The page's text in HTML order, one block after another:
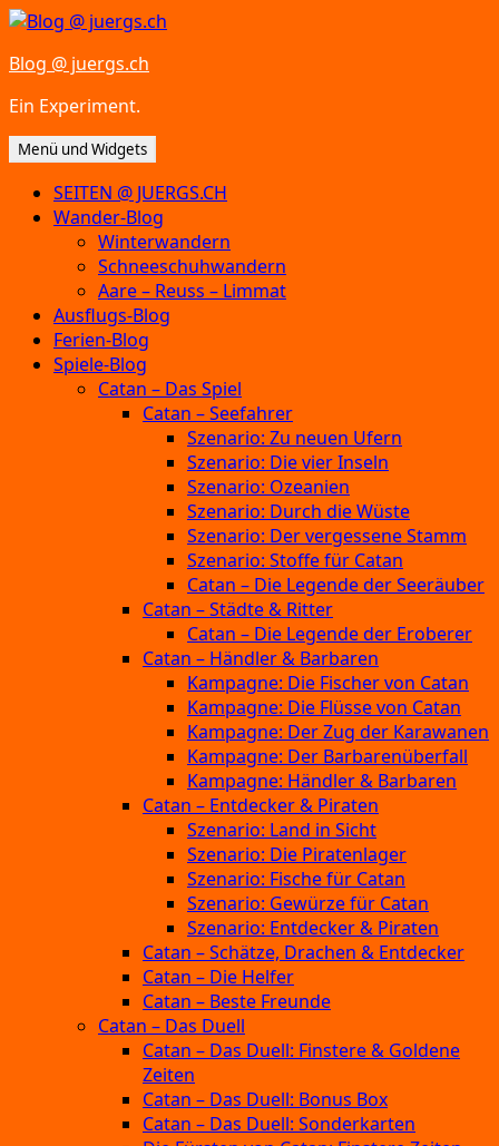
Zum
springen
Blog @ juergs.ch
Ein Experiment.
Menü und Widgets
SEITEN @ JUERGS.CH
Wander-Blog
Winterwandern
Schneeschuhwandern
Aare – Reuss – Limmat
Ausflugs-Blog
Ferien-Blog
Spiele-Blog
Catan – Das Spiel
Catan – Seefahrer
Szenario: Zu neuen Ufern
Szenario: Die vier Inseln
Szenario: Ozeanien
Szenario: Durch die Wüste
Szenario: Der vergessene Stamm
Szenario: Stoffe für Catan
Catan – Die Legende der Seeräuber
Catan – Städte & Ritter
Catan – Die Legende der Eroberer
Catan – Händler & Barbaren
Kampagne: Die Fischer von Catan
Kampagne: Die Flüsse von Catan
Kampagne: Der Zug der Karawanen
Kampagne: Der Barbarenüberfall
Kampagne: Händler & Barbaren
Catan – Entdecker & Piraten
Szenario: Land in Sicht
Szenario: Die Piratenlager
Szenario: Fische für Catan
Szenario: Gewürze für Catan
Szenario: Entdecker & Piraten
Catan – Schätze, Drachen & Entdecker
Catan – Die Helfer
Catan – Beste Freunde
Catan – Das Duell
Catan – Das Duell: Finstere & Goldene
Zeiten
Catan – Das Duell: Bonus Box
Catan – Das Duell: Sonderkarten